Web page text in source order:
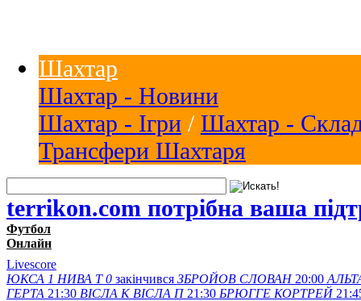
Шахтар
Шахтар - Новини
Шахтар - Ігри / Шахтар -
Трансфери Шахтаря
terrikon.com потрібна ваша
Футбол
Онлайн
Livescore
ЮКСА 1 НИВА Т 0 закінчився ЗБРОЙОВ СЛОВАН 20:00
ГЕРТА 21:30 ВІСЛА K ВІСЛА П 21:30 БРЮГГЕ КОРТРЕЙ